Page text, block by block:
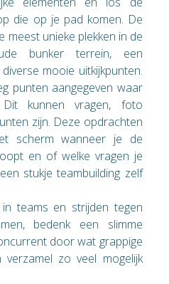
die op je pad komen. De
meest unieke plekken in de
bunker terrein, een
mooie uitkijkpunten.
punten aangegeven waar
kunnen vragen, foto
zijn. Deze opdrachten
scherm wanneer je de
en of welke vragen je
stukje teambuilding zelf
in teams en strijden tegen
bedenk een slimme
door wat grappige
zo veel mogelijk